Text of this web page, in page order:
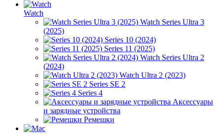
Watch
Watch Series Ultra 3
(2025)
Series 10 (2024)
Series 11 (2025)
Watch Series Ultra 2
(2024)
Watch Ultra 2 (2023)
Series SE 2
Series 4
Аксессуары
и зарядные устройства
Ремешки